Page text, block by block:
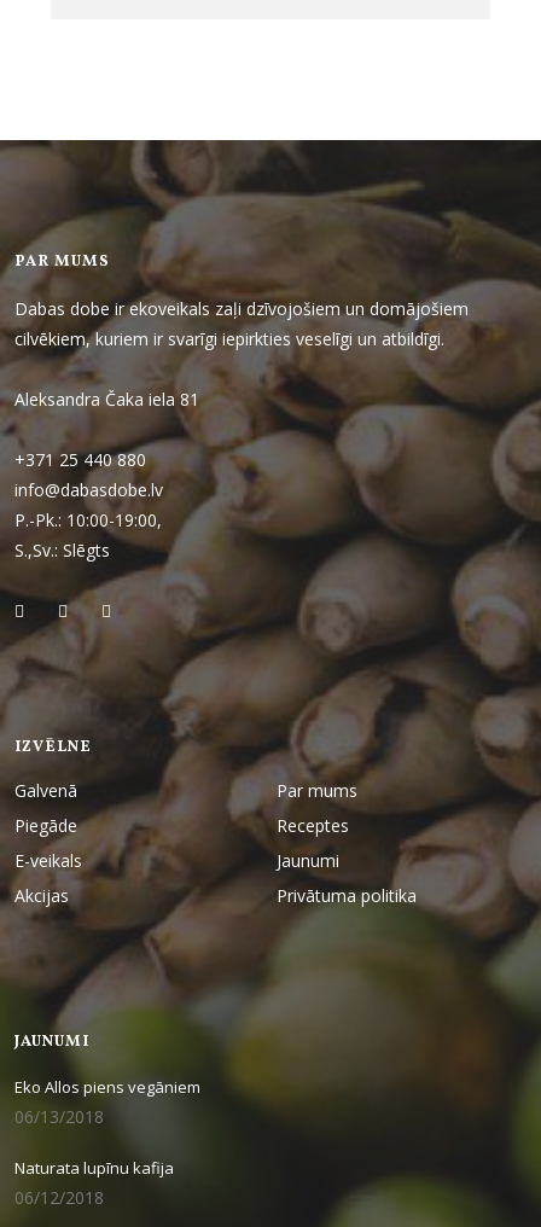
PAR MUMS
Dabas dobe ir ekoveikals zaļi dzīvojošiem un domājošiem
cilvēkiem, kuriem ir svarīgi iepirkties veselīgi un atbildīgi.
Aleksandra Čaka iela 81
+371 25 440 880
info@dabasdobe.lv
P.-Pk.: 10:00-19:00,
S.,Sv.: Slēgts
IZVĒLNE
Galvenā
Par mums
Piegāde
Receptes
E-veikals
Jaunumi
Akcijas
Privātuma politika
JAUNUMI
Eko Allos piens vegāniem
06/13/2018
Naturata lupīnu kafija
06/12/2018